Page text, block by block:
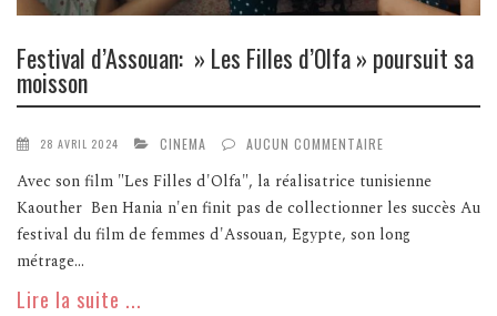
Festival d’Assouan: » Les Filles d’Olfa » poursuit sa
moisson
28 AVRIL 2024 CINEMA AUCUN COMMENTAIRE
Avec son film "Les Filles d'Olfa", la réalisatrice tunisienne
Kaouther Ben Hania n'en finit pas de collectionner les succès Au
festival du film de femmes d'Assouan, Egypte, son long
métrage...
Lire la suite ...